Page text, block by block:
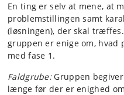
En ting er selv at mene, at
problemstillingen samt
(løsningen), der skal
gruppen er enige om, hvad
med fase 1.
Faldgrube:Gruppen
længe før der er enighed